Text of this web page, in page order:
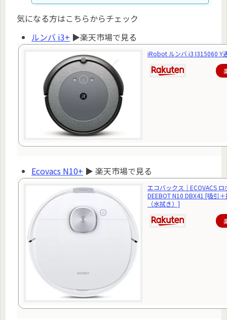
気になる方はこちらからチェック
ルンバ i3+ ▶楽天市場で見る
iRobot ルンバ i3 I315060 Y
Ecovacs N10+ ▶ 楽天市場で見る
エコバックス｜ECOVACS
DEEBOT N10 DBX41 [吸引
（水拭き）]